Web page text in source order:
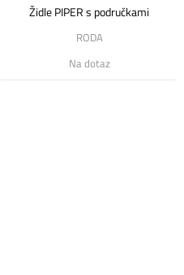
Židle PIPER s područkami
RODA
Na dotaz